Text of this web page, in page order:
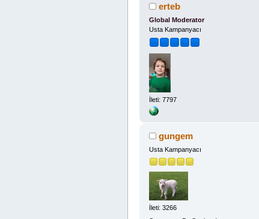
erteb
Global Moderator
Usta Kampanyacı
İleti: 7797
gungem
Usta Kampanyacı
İleti: 3266